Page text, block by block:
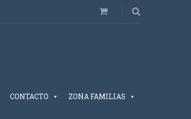
CONTACTO ZONA FAMILIAS